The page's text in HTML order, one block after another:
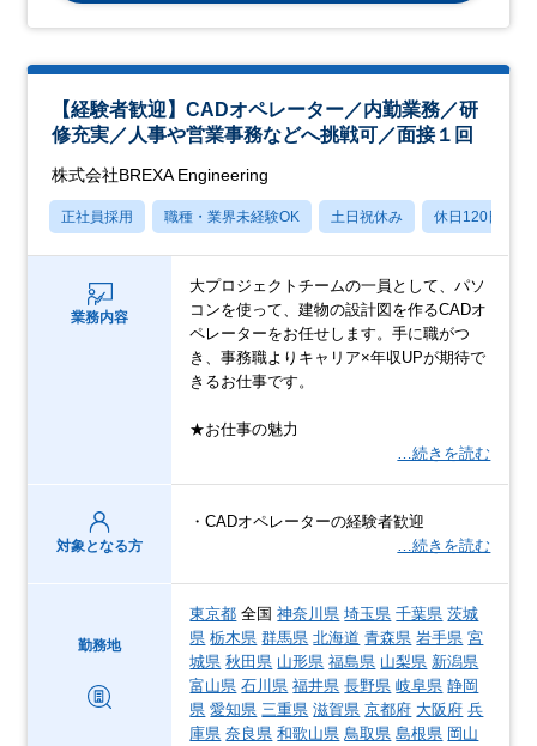
【経験者歓迎】CADオペレーター／内勤業務／研
修充実／人事や営業事務などへ挑戦可／面接１回
株式会社BREXA Engineering
正社員採用 職種・業界未経験OK 土日祝休み 休日120日以上
業務内容
大プロジェクトチームの一員として、パソ
コンを使って、建物の設計図を作るCADオ
ペレーターをお任せします。手に職がつ
き、事務職よりキャリア×年収UPが期待で
きるお仕事です。
★お仕事の魅力
…続きを読む
対象となる方
・CADオペレーターの経験者歓迎
…続きを読む
勤務地
東京都 全国神奈川県 埼玉県 千葉県 茨城
県 栃木県 群馬県 北海道 青森県 岩手県 宮
城県 秋田県 山形県 福島県 山梨県 新潟県
富山県 石川県 福井県 長野県 岐阜県 静岡
県 愛知県 三重県 滋賀県 京都府 大阪府 兵
庫県 奈良県 和歌山県 鳥取県 島根県 岡山